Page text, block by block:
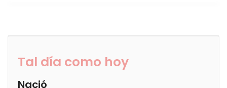
Tal día como hoy
Nació